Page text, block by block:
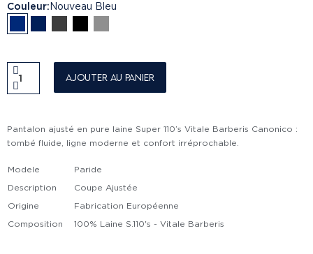
Couleur Nouveau Bleu
Ajouter au panier
Pantalon ajusté en pure laine Super 110’s Vitale Barberis Canonico :
tombé fluide, ligne moderne et confort irréprochable.
Modele
Paride
Description
Coupe Ajustée
Origine
Fabrication Européenne
Composition
100% Laine S.110's - Vitale Barberis